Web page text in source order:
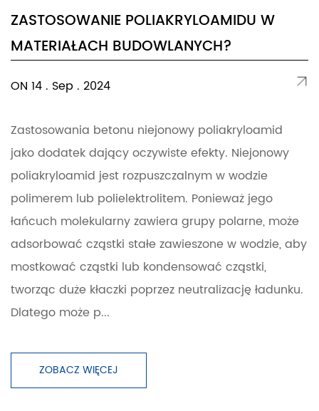
ZASTOSOWANIE POLIAKRYLOAMIDU W
MATERIAŁACH BUDOWLANYCH?
ON 14 . Sep . 2024
Zastosowania betonu niejonowy poliakryloamid
jako dodatek dający oczywiste efekty. Niejonowy
poliakryloamid jest rozpuszczalnym w wodzie
polimerem lub polielektrolitem. Ponieważ jego
łańcuch molekularny zawiera grupy polarne, może
adsorbować cząstki stałe zawieszone w wodzie, aby
mostkować cząstki lub kondensować cząstki,
tworząc duże kłaczki poprzez neutralizację ładunku.
Dlatego może p...
ZOBACZ WIĘCEJ